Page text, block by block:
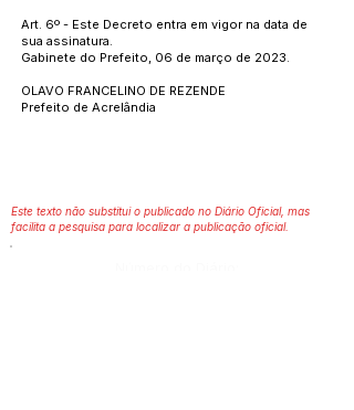
Art. 6º - Este Decreto entra em vigor na data de
sua assinatura.
Gabinete do Prefeito, 06 de março de 2023.
OLAVO FRANCELINO DE REZENDE
Prefeito de Acrelândia
Este texto não substitui o publicado no Diário Oficial, mas
facilita a pesquisa para localizar a publicação oficial.